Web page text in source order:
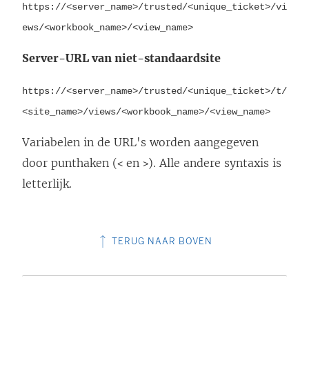
https://<server_name>/trusted/<unique_ticket>/vi
ews/<workbook_name>/<view_name>
Server-URL van niet-standaardsite
https://<server_name>/trusted/<unique_ticket>/t/
<site_name>/views/<workbook_name>/<view_name>
Variabelen in de URL's worden aangegeven
door punthaken (< en >). Alle andere syntaxis is
letterlijk.
TERUG NAAR BOVEN